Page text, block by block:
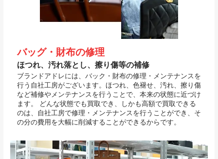
バッグ・財布の修理
ほつれ、汚れ落とし、擦り傷等の補修
ブランドアドレには、バック・財布の修理・メンテナンスを
行う自社工房がございます。ほつれ、色褪せ、汚れ、擦り傷
など補修やメンテナンスを行うことで、本来の状態に近づけ
ます。 どんな状態でも買取でき、しかも高額で買取できる
のは、自社工房で修理・メンテナンスを行うことができ、そ
の分の費用を大幅に削減することができるからです。